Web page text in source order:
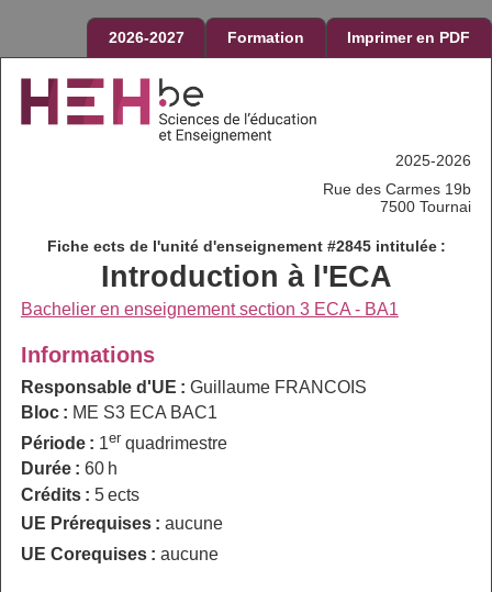
2026-2027 Formation Imprimer en PDF
2025-2026
Rue des Carmes 19b
7500 Tournai
Fiche ects de l'unité d'enseignement #2845 intitulée :
Introduction à l'ECA
Bachelier en enseignement section 3 ECA - BA1
Informations
Responsable d'UE : Guillaume FRANCOIS
Bloc : ME S3 ECA BAC1
Période : 1er quadrimestre
Durée : 60 h
Crédits : 5 ects
UE Prérequises : aucune
UE Corequises : aucune